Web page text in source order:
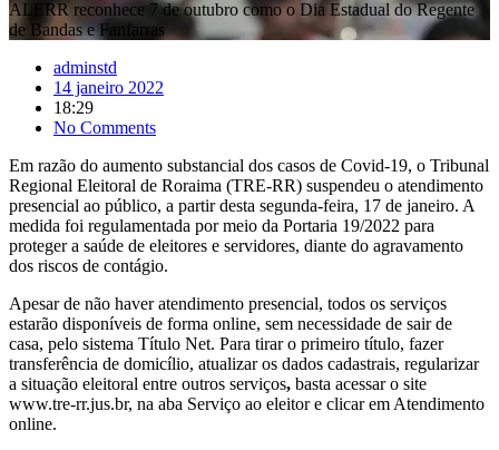
adminstd
18:29
No Comments
Em razão do aumento substancial dos casos de Covid-19, o Tribunal
presencial ao público, a partir desta segunda-feira, 17 de janeiro. A
medida foi regulamentada por meio da Portaria 19/2022 para
proteger a saúde de eleitores e servidores, diante do agravamento
dos riscos de contágio.
Apesar de não haver atendimento presencial, todos os serviços
casa, pelo sistema Título Net. Para tirar o primeiro título, fazer
transferência de domicílio, atualizar os dados cadastrais, regularizar
a situação eleitoral entre outros serviços,basta acessar o site
www.tre-rr.jus.br, na aba Serviço ao eleitor e clicar em Atendimento
online.
De acordo com o assessor jurídico da presidência do TRE-RR,